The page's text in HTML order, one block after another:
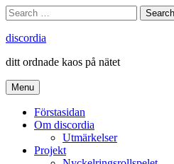
Skip
to
content
Search
Search
for:
discordia
ditt ordnade kaos på nätet
Menu
Förstasidan
Om discordia
Utmärkelser
Projekt